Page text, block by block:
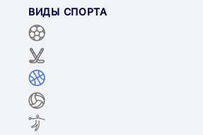
ВИДЫ СПОРТА